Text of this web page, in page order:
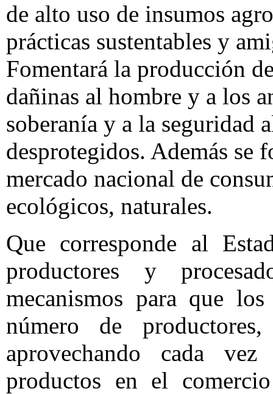
de alto uso de insumos
prácticas sustentables y
Fomentará la producción
dañinas al hombre y a los
soberanía y a la seguridad
desprotegidos. Además se
mercado nacional de
ecológicos, naturales.
Que corresponde al
productores y
mecanismos para que
número de
aprovechando cada
productos en el